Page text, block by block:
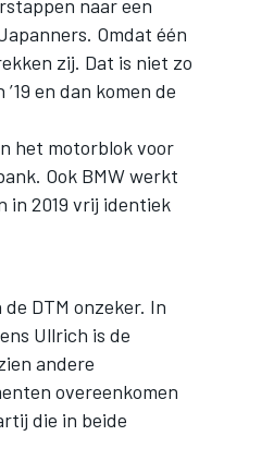
naar een
Omdat één
zij. Dat is niet zo
en dan komen de
het motorblok voor
Ook BMW werkt
in 2019 vrij identiek
DTM onzeker. In
Ullrich is de
andere
overeenkomen
die in beide